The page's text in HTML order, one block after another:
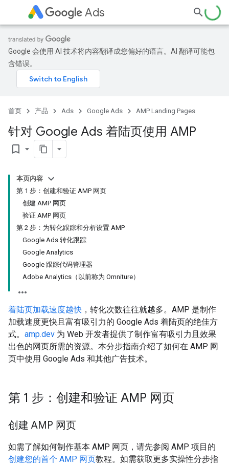
Ads
Google 会使用 AI 技术将内容翻译成您偏好的语言。AI 翻译可能包
含错误。
首页 产品 Ads Google Ads AMP Landing Pages
针对 Google Ads 着陆页使用 AMP
bookmark_border
本页内容
第 1 步：创建和验证 AMP 网页
创建 AMP 网页
验证 AMP 网页
第 2 步：为转化跟踪和分析设置 AMP
Google Ads 转化跟踪
Google Analytics
Google 跟踪代码管理器
Adobe Analytics（以前称为 Omniture）
着陆页加载速度越快 ，转化次数往往就越多。AMP 是制作
加载速度更快且富有吸引力的 Google Ads 着陆页的绝佳方
式。 amp.dev 为 Web 开发者提供了制作富有吸引力且效果
出色的网页所需的资源。本分步指南介绍了如何在 AMP 网
页中使用 Google Ads 和其他广告技术。
第 1 步：创建和验证 AMP 网页
创建 AMP 网页
如需了解如何制作基本 AMP 网页，请先参阅 AMP 项目的
创建您的首个 AMP 网页教程。如需获取更多实操性分步指